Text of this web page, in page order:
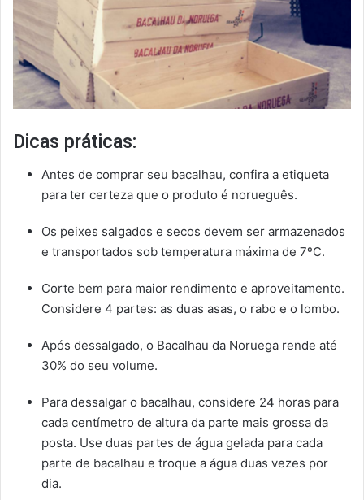
Dicas práticas:
Antes de comprar seu bacalhau, confira a etiqueta
para ter certeza que o produto é norueguês.
Os peixes salgados e secos devem ser armazenados
e transportados sob temperatura máxima de 7ºC.
Corte bem para maior rendimento e aproveitamento.
Considere 4 partes: as duas asas, o rabo e o lombo.
Após dessalgado, o Bacalhau da Noruega rende até
30% do seu volume.
Para dessalgar o bacalhau, considere 24 horas para
cada centímetro de altura da parte mais grossa da
posta. Use duas partes de água gelada para cada
parte de bacalhau e troque a água duas vezes por
dia.